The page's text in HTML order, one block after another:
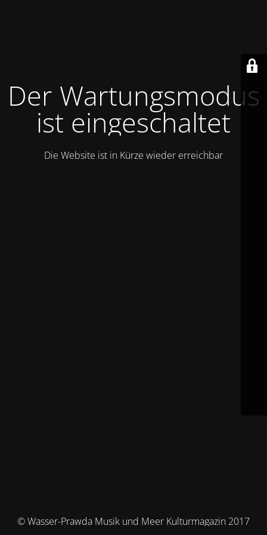
Der Wartungsmodus
ist eingeschaltet
Die Website ist in Kürze wieder erreichbar
© Wasser-Prawda Musik und Meer Kulturmagazin 2017